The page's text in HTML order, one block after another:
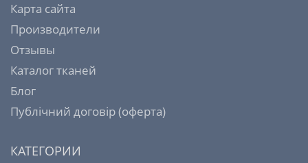
Карта сайта
Производители
Отзывы
Каталог тканей
Блог
Публічний договір (оферта)
КАТЕГОРИИ